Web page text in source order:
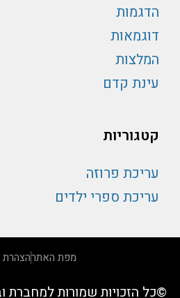
קטגוריות
עריכת פרוזה
עריכת ספרי ילדים
הדגמות
דוגמאות
המלצות
עינת קדם
מפת האתרהצהרת
©כל הזכויות שמורות למחברת